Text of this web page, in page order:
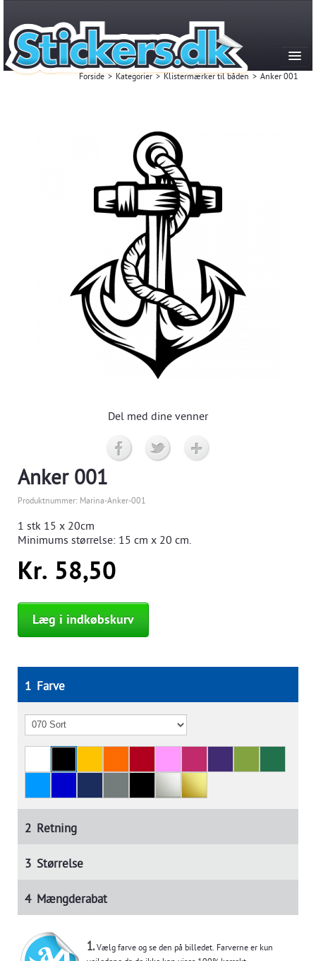
Produktion & historie
Mest Solgte
Forside > Kategorier > Klistermærker til båden > Anker 001
Del med dine venner
Anker 001
Produktnummer: Marina-Anker-001
1 stk 15 x 20cm
Minimums størrelse: 15 cm x 20 cm.
Kr. 58,50
Læg i indkøbskurv
1 Farve
2 Retning
3 Størrelse
4 Mængderabat
1.Vælg farve og se den på billedet. Farverne er kun